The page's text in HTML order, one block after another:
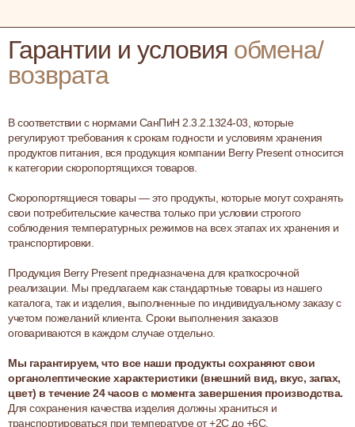
Гарантии и условия обмена/
возврата
В соответствии с нормами СанПиН 2.3.2.1324-03, которые
регулируют требования к срокам годности и условиям хранения
продуктов питания, вся продукция компании Berry Present относится
к категории скоропортящихся товаров.
Скоропортящиеся товары — это продукты, которые могут сохранять
свои потребительские качества только при условии строгого
соблюдения температурных режимов на всех этапах их хранения и
транспортировки.
Продукция Berry Present предназначена для краткосрочной
реализации. Мы предлагаем как стандартные товары из нашего
каталога, так и изделия, выполненные по индивидуальному заказу с
учетом пожеланий клиента. Сроки выполнения заказов
оговариваются в каждом случае отдельно.
Мы гарантируем, что все наши продукты сохраняют свои
органолептические характеристики (внешний вид, вкус, запах,
цвет) в течение 24 часов с момента завершения производства.
Для сохранения качества изделия должны храниться и
транспортироваться при температуре от +2С до +6С.